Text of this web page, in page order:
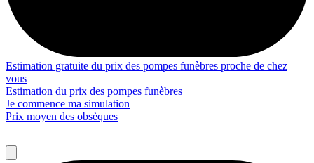
Estimation gratuite du prix des pompes funèbres proche de chez
vous
Estimation du prix des pompes funèbres
Je commence ma simulation
Prix moyen des obsèques